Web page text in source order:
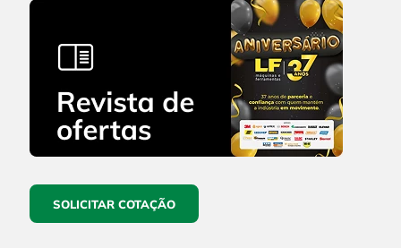
SOLICITAR COTAÇÃO